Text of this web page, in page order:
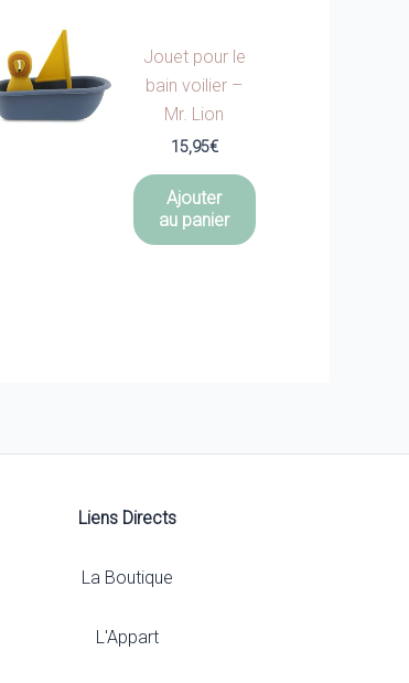
Jouet pour le
bain voilier –
Mr. Lion
15,95€
Ajouter
au panier
Liens Directs
La Boutique
L'Appart